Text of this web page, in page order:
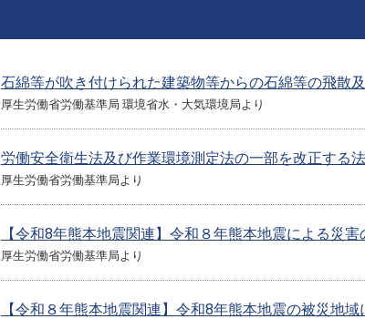
石綿等が吹き付けられた建築物等からの石綿等の飛散
厚生労働省労働基準局 環境省水・大気環境局より
労働安全衛生法及び作業環境測定法の一部を改正する
厚生労働省労働基準局より
【令和8年熊本地震関連】令和８年熊本地震による災
厚生労働省労働基準局より
【令和８年熊本地震関連】令和8年熊本地震の被災地